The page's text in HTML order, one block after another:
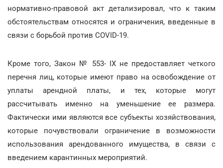
нормативно-правовой акт детализировал, что к таким
обстоятельствам относятся и ограничения, введенные в
связи с борьбой против COVID-19.
Кроме того, Закон № 553- ІХ не предоставляет четкого
перечня лиц, которые имеют право на освобождение от
уплаты арендной платы, и тех, которые могут
рассчитывать именно на уменьшение ее размера.
Фактически ими являются все субъекты хозяйствования,
которые почувствовали ограничение в возможности
использования арендованного имущества, в связи с
введением карантинных мероприятий.